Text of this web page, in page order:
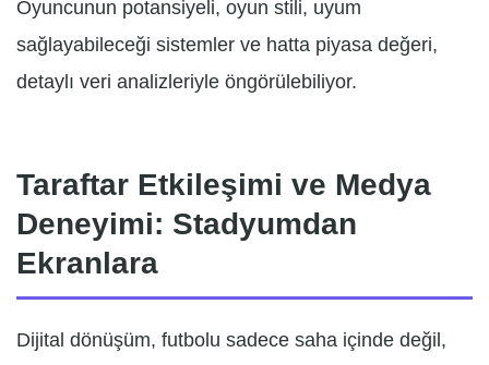
Oyuncunun potansiyeli, oyun stili, uyum
sağlayabileceği sistemler ve hatta piyasa değeri,
detaylı veri analizleriyle öngörülebiliyor.
Taraftar Etkileşimi ve Medya
Deneyimi: Stadyumdan
Ekranlara
Dijital dönüşüm, futbolu sadece saha içinde değil,